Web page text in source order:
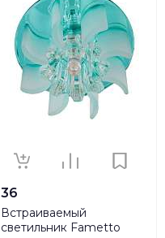
36
Встраиваемый
светильник Fametto